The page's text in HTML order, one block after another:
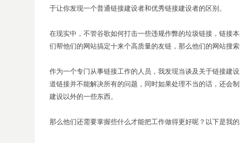
于让你发现一个普通链接建设者和优秀链接建设者的区别。
在现实中，不管谷歌如何打击一些违规作弊的垃圾链接，链接
们帮他们的网站搞定十来个高质量的友链，那么他们的网站搜
作为一个专门从事链接工作的人员，我发现当谈及关于链接建
道链接并不能解决所有的问题，同时如果处理不当的话，还会
建设以外的一些东西。
那么他们还需要掌握些什么才能把工作做得更好呢？以下是我的